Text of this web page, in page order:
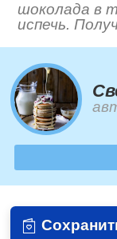
шоколада в
испечь.